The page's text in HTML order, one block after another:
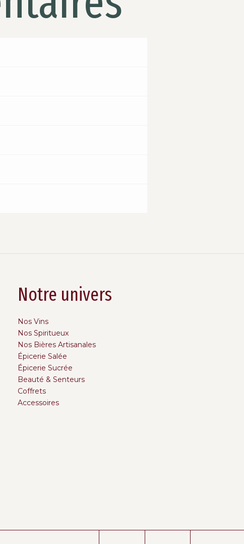
Notre univers
Nos Vins
Nos Spiritueux
Nos Bières Artisanales
Épicerie Salée
Épicerie Sucrée
Beauté & Senteurs
Coffrets
Accessoires